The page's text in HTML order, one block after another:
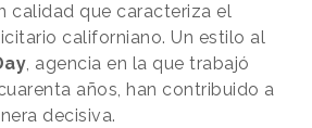
calidad que caracteriza el
californiano. Un estilo al
, agencia en la que trabajó
años, han contribuido a
decisiva.